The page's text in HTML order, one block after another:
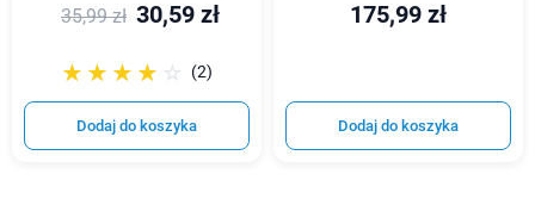
35,99 zł 30,59 zł
☆☆☆☆☆
★★★★★ (2)
Dodaj do koszyka
175,99 zł
Dodaj do koszyka